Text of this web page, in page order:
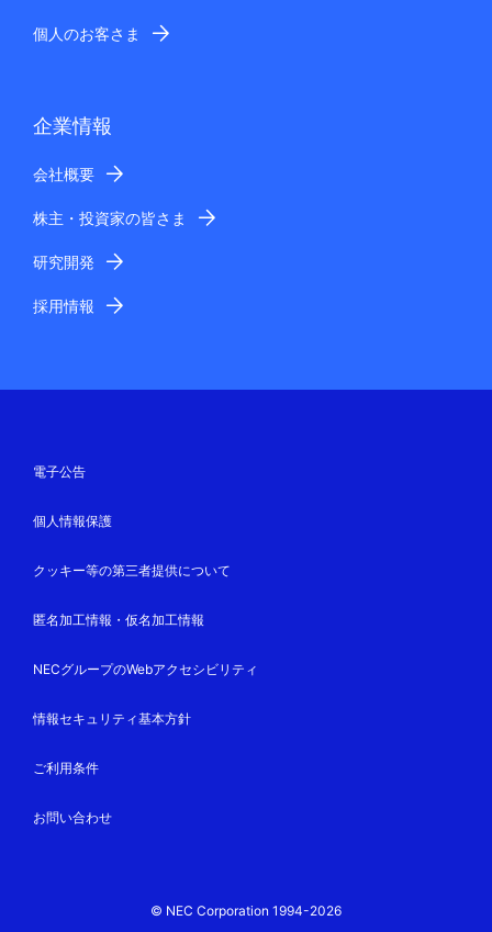
個人のお客さま
企業情報
会社概要
株主・投資家の皆さま
研究開発
採用情報
電子公告
個人情報保護
クッキー等の第三者提供について
匿名加工情報・仮名加工情報
NECグループのWebアクセシビリティ
情報セキュリティ基本方針
ご利用条件
お問い合わせ
© NEC Corporation 1994-2026